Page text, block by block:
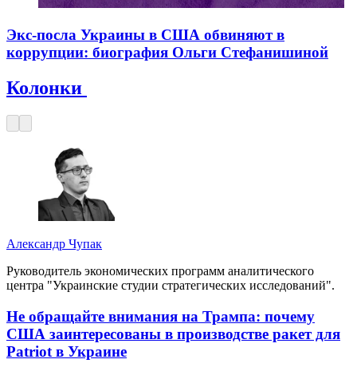
Экс-посла Украины в США обвиняют в
коррупции: биография Ольги Стефанишиной
Колонки
Александр Чупак
Руководитель экономических программ аналитического
центра "Украинские студии стратегических исследований".
Не обращайте внимания на Трампа: почему
США заинтересованы в производстве ракет для
Patriot в Украине